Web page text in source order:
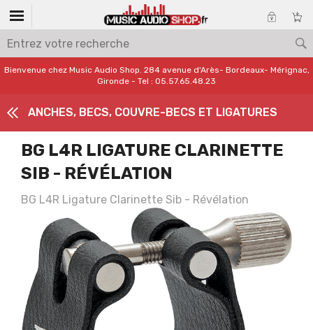
Bienvenue chez Music Audio Shop. 284 avenue d'Arès- Bordeaux- Mérignac,
Gironde - Tel : 05.57.65.48.23
ANCHES, BECS, COUVRE-BECS ET LIGATURES
BG L4R LIGATURE CLARINETTE
SIB - RÉVÉLATION
BG L4R Ligature Clarinette Sib - Révélation